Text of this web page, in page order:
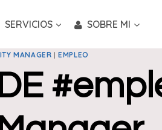
SERVICIOS SOBRE MI
MANAGER |EMPLEO